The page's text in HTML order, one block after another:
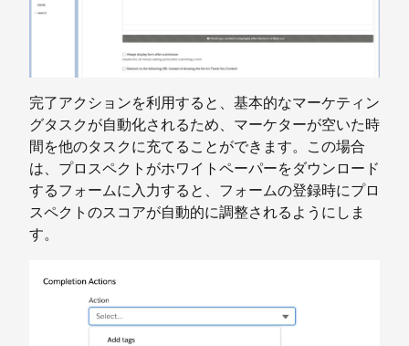
完了アクションを利用すると、基本的なマーケティン
グタスクが自動化されるため、マーケターが空いた時
間を他のタスクに充てることができます。この場合
は、プロスペクトがホワイトペーパーをダウンロード
するフォームに入力すると、フォームの登録時にプロ
スペクトのスコアが自動的に調整されるようにしま
す。